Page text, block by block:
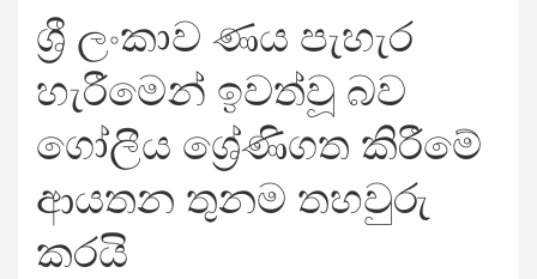
ශ්‍රී ලංකාව ණය පැහැර
හැරීමෙන් ඉවත්වූ බව
ගෝලීය ශ්‍රේණිගත කිරීමේ
ආයතන තුනම තහවුරු
කරයි